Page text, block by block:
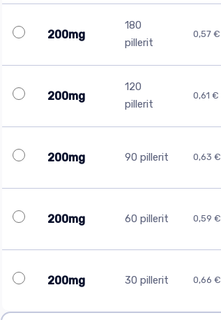
200mg
180
pillerit
0,57 €
200mg
120
pillerit
0,61 €
200mg 90 pillerit 0,63 €
200mg 60 pillerit 0,59 €
200mg 30 pillerit 0,66 €